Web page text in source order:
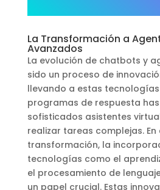
La Transformación a
Avanzados
La evolución de chatbots y
sido un proceso de
llevando a estas
programas de respuesta
sofisticados asistentes
realizar tareas complejas. En
transformación, la
tecnologías como el
el procesamiento de
un papel crucial. Estas